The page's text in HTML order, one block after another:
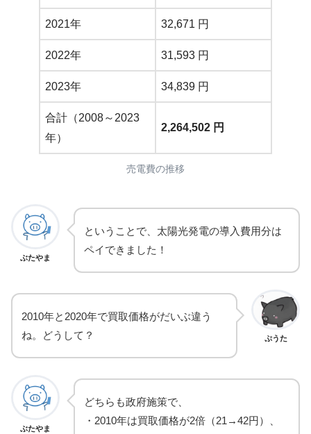
2021年 32,671 円
2022年 31,593 円
2023年 34,839 円
合計（2008～2023
年）
2,264,502 円
売電費の推移
ぶたやま
ということで、太陽光発電の導入費用分は
ペイできました！
ぷうた
2010年と2020年で買取価格がだいぶ違う
ね。どうして？
ぶたやま
どちらも政府施策で、
・2010年は買取価格が2倍（21→42円）、